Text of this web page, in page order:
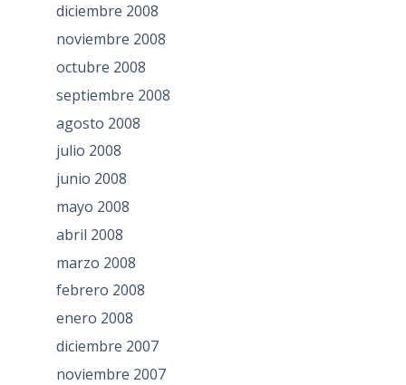
diciembre 2008
noviembre 2008
octubre 2008
septiembre 2008
agosto 2008
julio 2008
junio 2008
mayo 2008
abril 2008
marzo 2008
febrero 2008
enero 2008
diciembre 2007
noviembre 2007